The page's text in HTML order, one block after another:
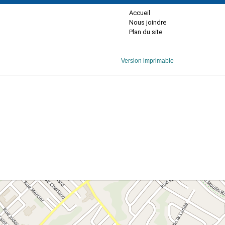
Accueil
Nous joindre
Plan du site
Version imprimable